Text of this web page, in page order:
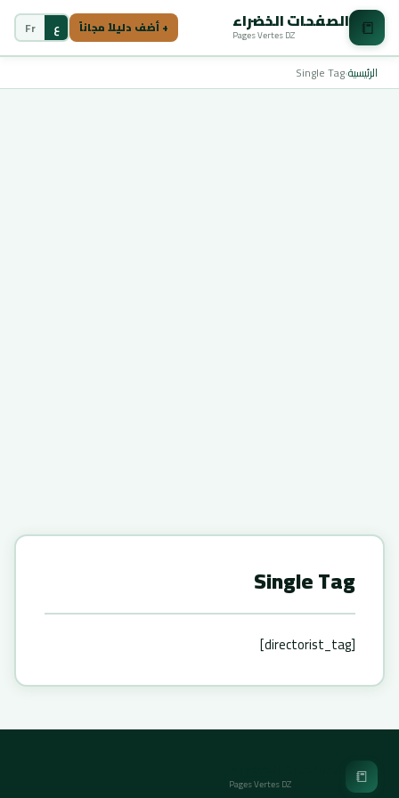
📒 الصفحات الخضراء
Pages Vertes DZ + أضف دليلاً مجاناً ع Fr
الرئيسية›
Single Tag
Single Tag
[directorist_tag]
📒
Pages Vertes DZ